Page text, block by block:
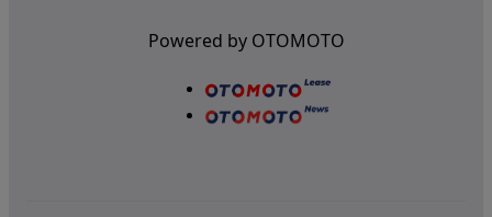
Powered by OTOMOTO